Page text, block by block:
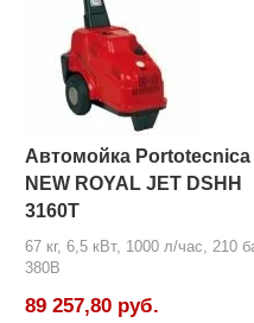
Автомойка Portotecnica
NEW ROYAL JET DSHH
3160T
67 кг, 6,5 кВт, 1000 л/час, 210
380В
89 257,80 руб.